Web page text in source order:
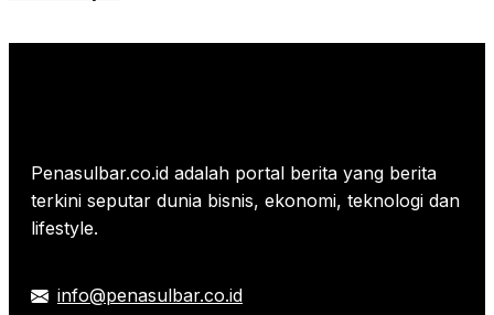
Penasulbar.co.id adalah portal berita yang berita
terkini seputar dunia bisnis, ekonomi, teknologi dan
lifestyle.
info@penasulbar.co.id